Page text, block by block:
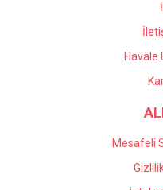
Havale
Mesafeli